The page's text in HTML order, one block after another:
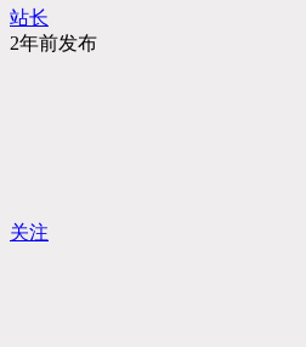
站长
2年前发布
关注